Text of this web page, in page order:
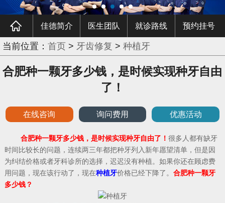
佳德简介 医生团队 就诊路线 预约挂号
当前位置： 首页 > 牙齿修复 > 种植牙
合肥种一颗牙多少钱，是时候实现种牙自由
了！
在线咨询 询问费用 优惠活动
合肥种一颗牙多少钱，是时候实现种牙自由了！ 很多人都有缺牙
时间比较长的问题，连续两三年都把种牙列入新年愿望清单，但是因
为纠结价格或者牙科诊所的选择，迟迟没有种植。如果你还在顾虑费
用问题，现在该行动了，现在种植牙价格已经下降了。 合肥种一颗牙
多少钱？